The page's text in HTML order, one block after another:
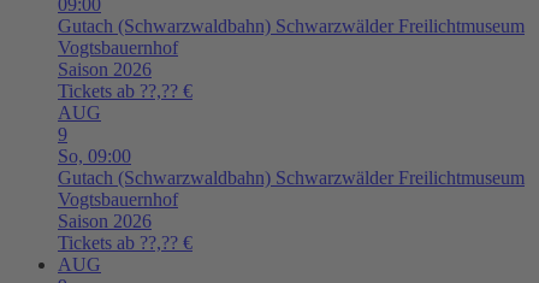
Gutach (Schwarzwaldbahn) Schwarzwälder Freilichtmuseum
Vogtsbauernhof
Saison 2026
Tickets ab ??,?? €
AUG
9
So, 09:00
Gutach (Schwarzwaldbahn) Schwarzwälder Freilichtmuseum
Vogtsbauernhof
Saison 2026
Tickets ab ??,?? €
AUG